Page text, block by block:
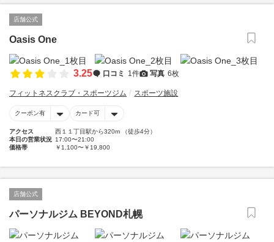
店舗公式
Oasis One
3.25 口コミ 1件 写真 6枚
フィットネスクラブ・スポーツジム スポーツ施設
クーポン有 カード可
アクセス
西１１丁目駅から320m （徒歩4分）
本日の営業状況 17:00〜21:00
価格帯
￥1,100〜￥19,800
店舗公式
パーソナルジム BEYOND札幌